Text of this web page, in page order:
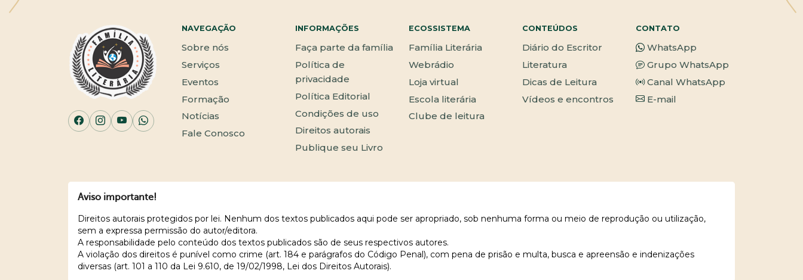
NAVEGAÇÃO
Sobre nós
Serviços
Eventos
Formação
Notícias
Fale Conosco
INFORMAÇÕES
Faça parte da família
Política de
privacidade
Política Editorial
Condições de uso
Direitos autorais
Publique seu Livro
ECOSSISTEMA
Família Literária
Webrádio
Loja virtual
Escola literária
Clube de leitura
CONTEÚDOS
Diário do Escritor
Literatura
Dicas de Leitura
Vídeos e encontros
CONTATO
WhatsApp
Grupo WhatsApp
Canal WhatsApp
E-mail
Aviso importante!
Direitos autorais protegidos por lei. Nenhum dos textos publicados aqui pode ser apropriado, sob nenhuma forma ou meio de reprodução ou utilização,
sem a expressa permissão do autor/editora.
A responsabilidade pelo conteúdo dos textos publicados são de seus respectivos autores.
A violação dos direitos é punível como crime (art. 184 e parágrafos do Código Penal), com pena de prisão e multa, busca e apreensão e indenizações
diversas (art. 101 a 110 da Lei 9.610, de 19/02/1998, Lei dos Direitos Autorais).